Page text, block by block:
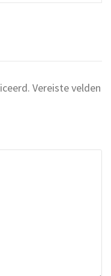
Vereiste velden